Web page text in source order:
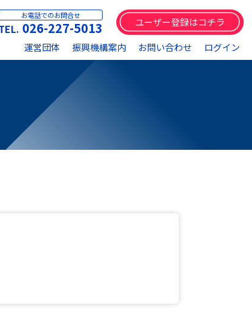
運営団体 振興機構案内 お問い合わせ ログイン
お電話でのお問合せ
026-227-5013 ユーザー登録はコチラ